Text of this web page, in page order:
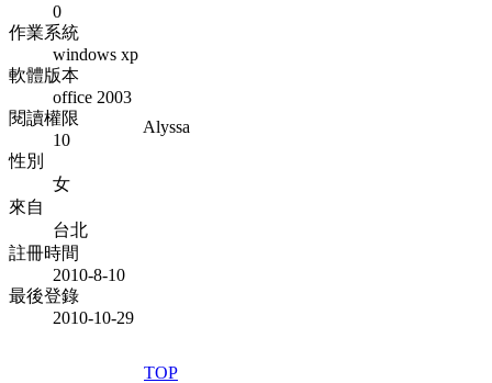
0
作業系統
windows xp
軟體版本
office 2003
閱讀權限
10
性別
女
來自
台北
註冊時間
2010-8-10
最後登錄
2010-10-29
Alyssa
TOP